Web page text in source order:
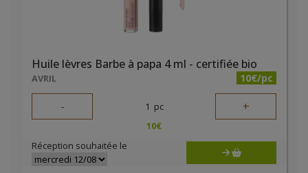
Huile lèvres Barbe à papa 4 ml - certifiée bio
AVRIL 10€/pc
- 1 pc +
10€
Réception souhaitée le